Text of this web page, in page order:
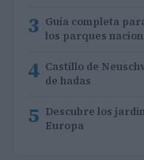
3 Guía completa
los parques
4 Castillo de
de hadas
5 Descubre los
Europa